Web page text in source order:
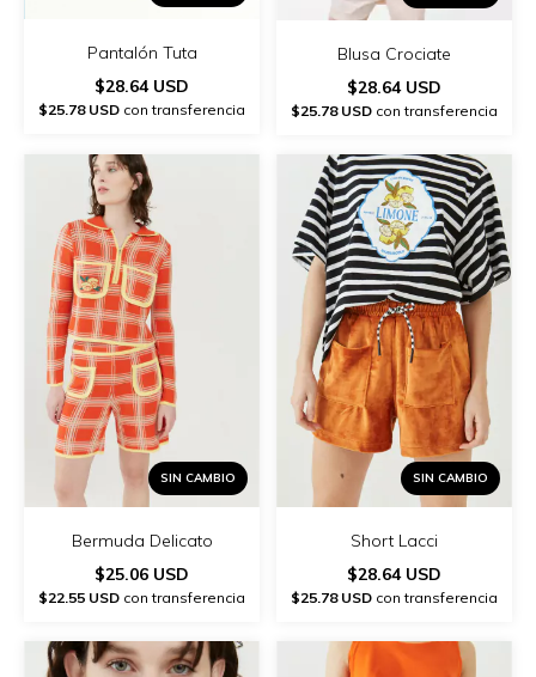
Pantalón Tuta
$28.64 USD
$25.78 USD con transferencia
Blusa Crociate
$28.64 USD
$25.78 USD con transferencia
SIN CAMBIO
Bermuda Delicato
$25.06 USD
$22.55 USD con transferencia
SIN CAMBIO
Short Lacci
$28.64 USD
$25.78 USD con transferencia